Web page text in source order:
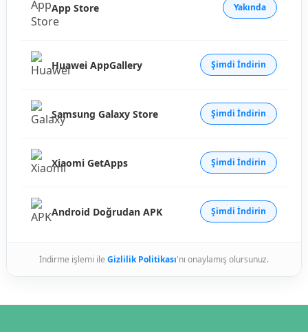
App Store Yakında
Huawei AppGallery Şimdi İndirin
Samsung Galaxy Store Şimdi İndirin
Xiaomi GetApps Şimdi İndirin
Android Doğrudan APK Şimdi İndirin
İndirme işlemi ile Gizlilik Politikası'nı onaylamış olursunuz.